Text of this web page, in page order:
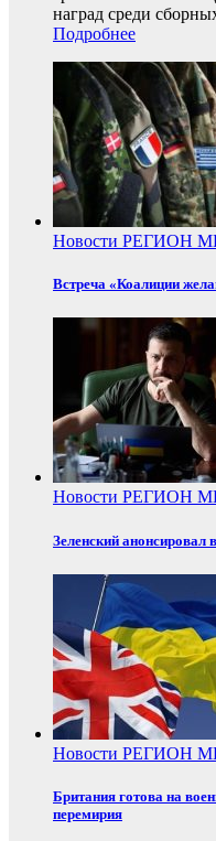
наград среди
Подробнее
Новости РЕГИОН
Встреча «Коалиции
Новости РЕГИОН
Зеленский анонсировал
Новости РЕГИОН
Британия готова на
перемирия